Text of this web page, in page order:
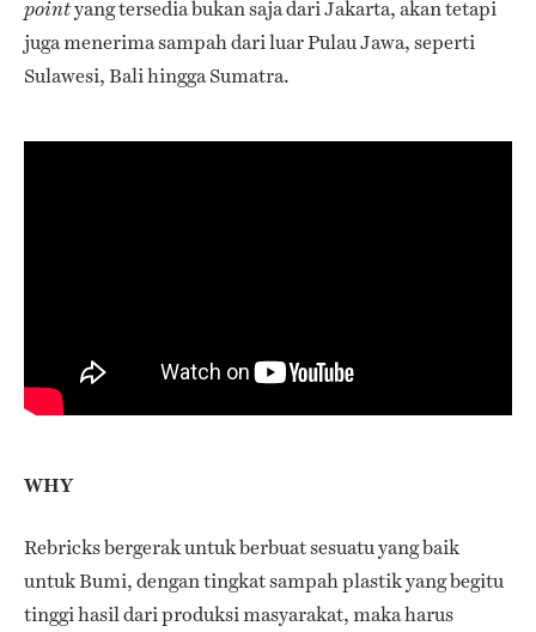
pointyang tersedia bukan saja dari Jakarta, akan tetapi
juga menerima sampah dari luar Pulau Jawa, seperti
Sulawesi, Bali hingga Sumatra.
WHY
Rebricks bergerak untuk berbuat sesuatu yang baik
untuk Bumi, dengan tingkat sampah plastik yang begitu
tinggi hasil dari produksi masyarakat, maka harus